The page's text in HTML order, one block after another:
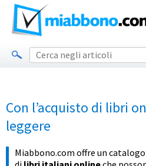
Con l’acquisto di libri
leggere
Miabbono.com offre un